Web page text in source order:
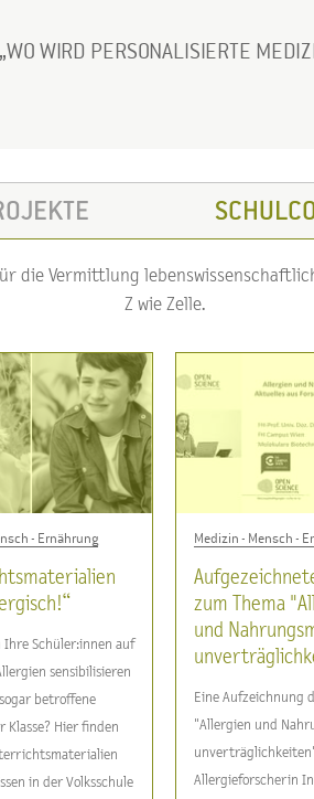
WO WIRD PERSONALISIERTE
die Vermittlung
Z wie Zelle.
- Ernährung
Ihre Schüler:innen auf
sensibilisieren
betroffene
Klasse? Hier finden
in der Volksschule
Medizin - Mensch -
zum Thema
und
Eine Aufzeichnung
"Allergien und
Allergieforscherin